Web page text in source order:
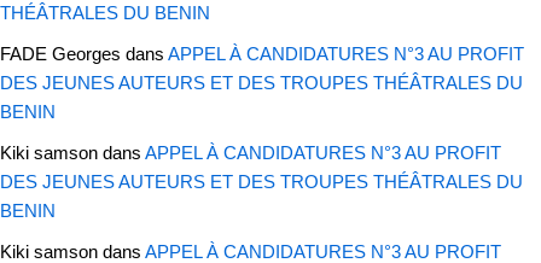
THÉÂTRALES DU BENIN
FADE Georges dans APPEL À CANDIDATURES N°3 AU PROFIT
DES JEUNES AUTEURS ET DES TROUPES THÉÂTRALES DU
BENIN
Kiki samson dans APPEL À CANDIDATURES N°3 AU PROFIT
DES JEUNES AUTEURS ET DES TROUPES THÉÂTRALES DU
BENIN
Kiki samson dans APPEL À CANDIDATURES N°3 AU PROFIT